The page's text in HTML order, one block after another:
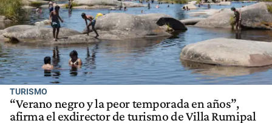
TURISMO
“Verano negro y la peor temporada en años”,
afirma el exdirector de turismo de Villa Rumipal